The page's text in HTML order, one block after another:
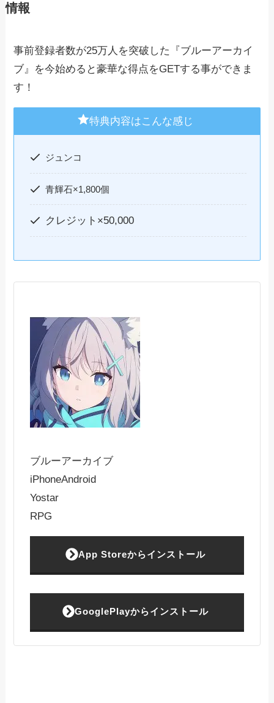
情報
事前登録者数が25万人を突破した『ブルーアーカイ
ブ』を今始めると豪華な得点をGETする事ができま
す！
特典内容はこんな感じ
ジュンコ
青輝石×1,800個
クレジット×50,000
ブルーアーカイブ
iPhoneAndroid
Yostar
RPG
App Storeからインストール
GooglePlayからインストール